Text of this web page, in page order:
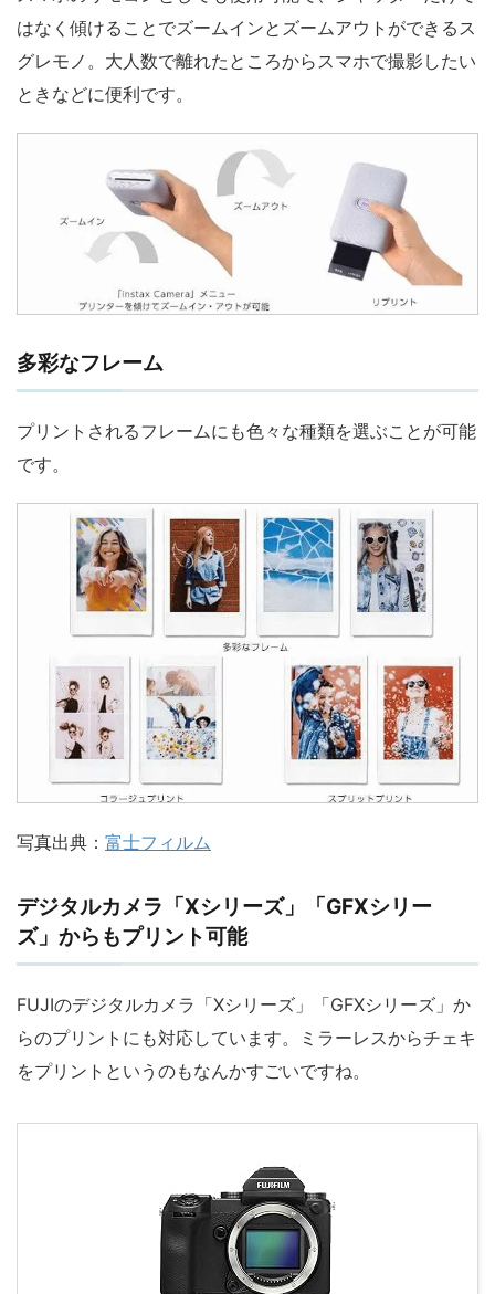
はなく傾けることでズームインとズームアウトができるス
グレモノ。大人数で離れたところからスマホで撮影したい
ときなどに便利です。
多彩なフレーム
プリントされるフレームにも色々な種類を選ぶことが可能
です。
写真出典： 富士フィルム
デジタルカメラ「Xシリーズ」「GFXシリー
ズ」からもプリント可能
FUJIのデジタルカメラ「Xシリーズ」「GFXシリーズ」か
らのプリントにも対応しています。ミラーレスからチェキ
をプリントというのもなんかすごいですね。